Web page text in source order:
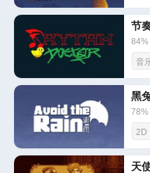
节
84%
音
黑
78%
2D
天